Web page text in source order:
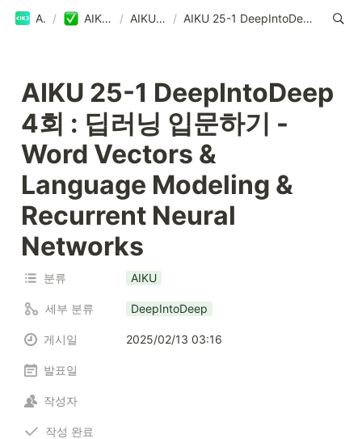
AIKU / AIKU Blog / AIKU Blog / AIKU 25-1 DeepIntoDeep 4회 : 딥러닝 입문하기 - Word Vectors & Language Modeling & Recurrent Neural Networks
AIKU 25-1 DeepIntoDeep
4회 : 딥러닝 입문하기 -
Word Vectors &
Language Modeling &
Recurrent Neural
Networks
분류 AIKU
세부 분류 DeepIntoDeep
게시일 2025/02/13 03:16
발표일
작성자
작성 완료